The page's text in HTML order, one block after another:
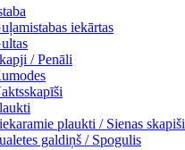
iekārtas
/ Penāli
plaukti / Sienas skapiši
galdiņš / Spogulis